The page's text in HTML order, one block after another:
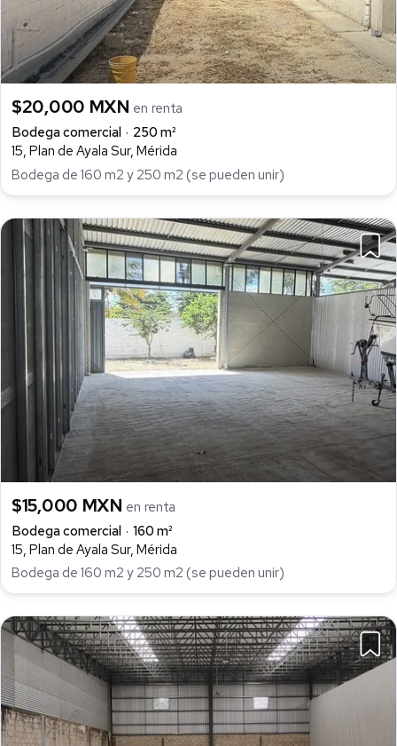
$20,000 MXN en renta
Bodega comercial
250 m²
15, Plan de Ayala Sur, Mérida
Bodega de 160 m2 y 250 m2 (se pueden unir)
$15,000 MXN en renta
Bodega comercial
160 m²
15, Plan de Ayala Sur, Mérida
Bodega de 160 m2 y 250 m2 (se pueden unir)